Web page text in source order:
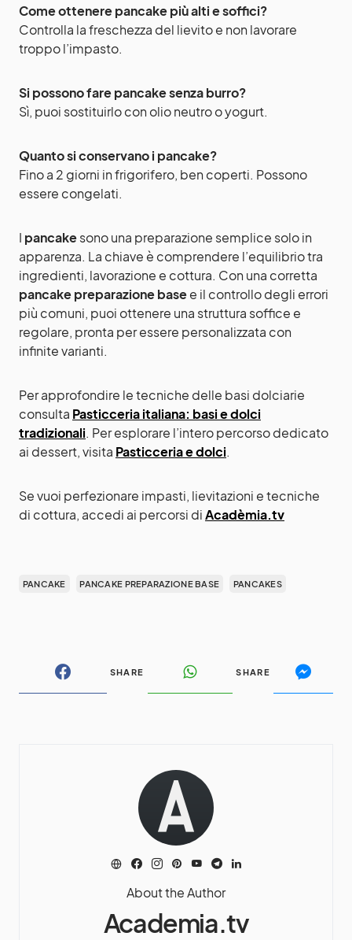
Come ottenere pancake più alti e soffici?
Controlla la freschezza del lievito e non lavorare
troppo l’impasto.
Si possono fare pancake senza burro?
Sì, puoi sostituirlo con olio neutro o yogurt.
Quanto si conservano i pancake?
Fino a 2 giorni in frigorifero, ben coperti. Possono
essere congelati.
I pancakesono una preparazione semplice solo in
apparenza. La chiave è comprendere l’equilibrio tra
ingredienti, lavorazione e cottura. Con una corretta
pancake preparazione basee il controllo degli errori
più comuni, puoi ottenere una struttura soffice e
regolare, pronta per essere personalizzata con
infinite varianti.
Per approfondire le tecniche delle basi dolciarie
consulta Pasticceria italiana: basi e dolci
tradizionali. Per esplorare l’intero percorso dedicato
ai dessert, visita Pasticceria e dolci.
Se vuoi perfezionare impasti, lievitazioni e tecniche
di cottura, accedi ai percorsi diAcadèmia.tv
PANCAKE PANCAKE PREPARAZIONE BASE PANCAKES
SHARE SHARE
About the Author
Academia.tv